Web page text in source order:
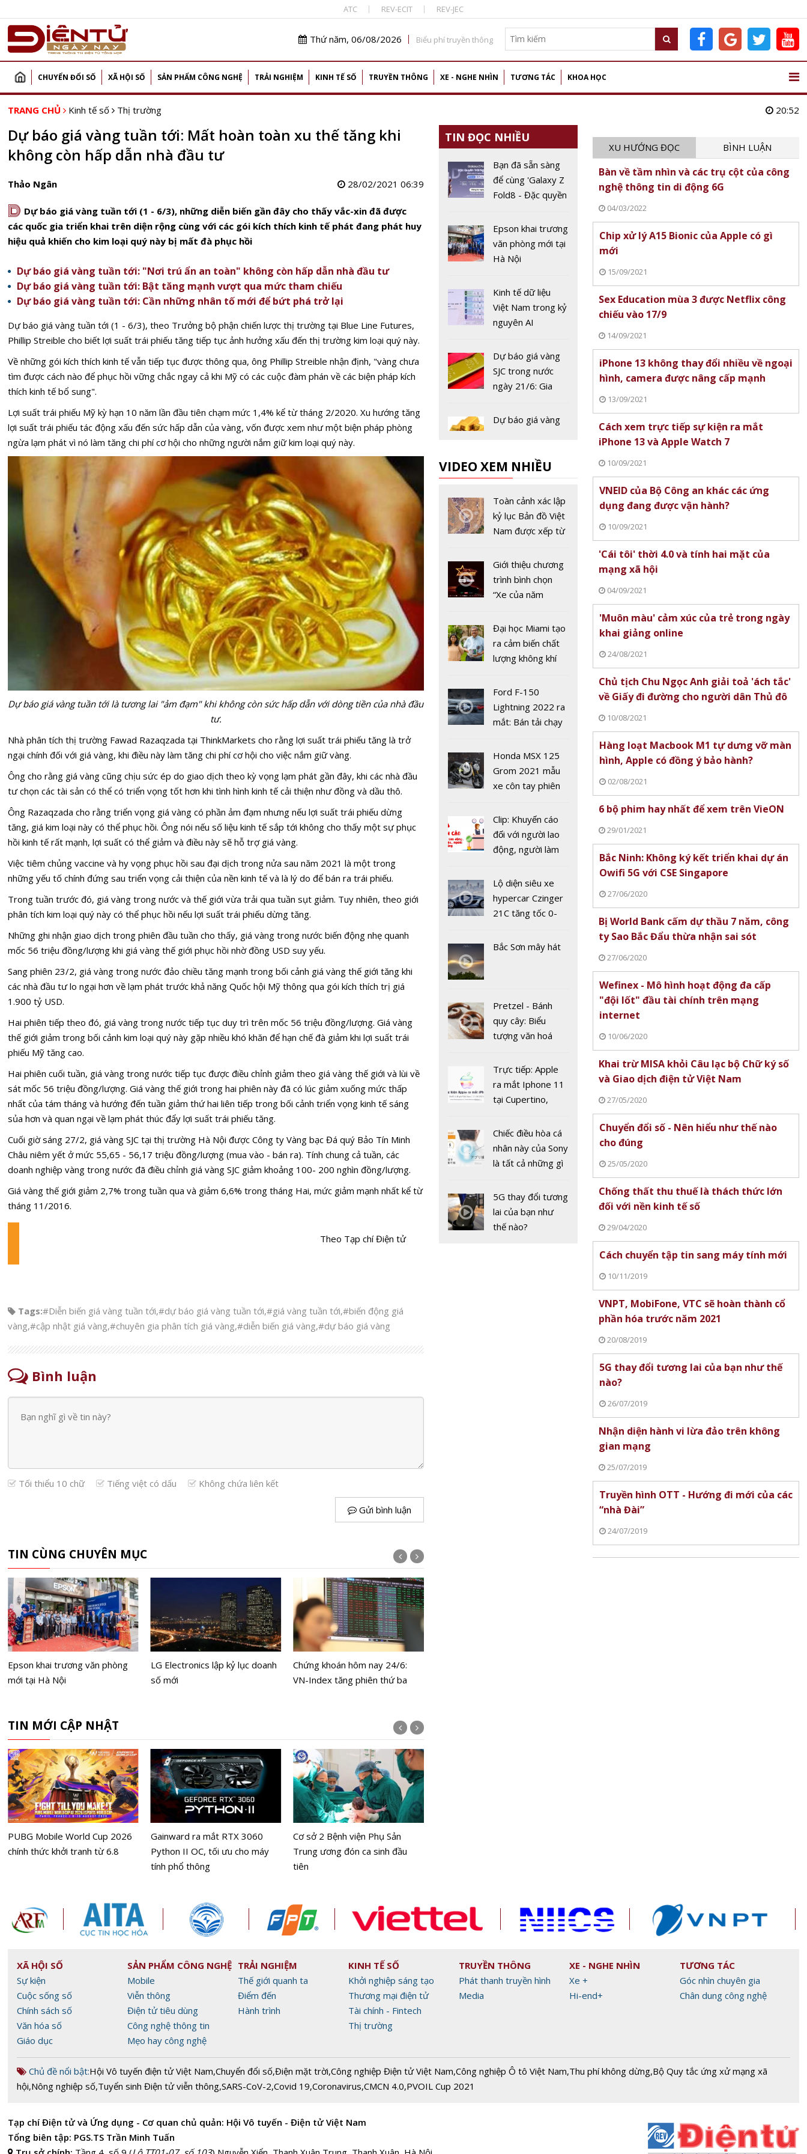
ATC REV-ECIT REV-JEC
Thứ năm, 06/08/2026 Biểu phí truyền thông
CHUYỂN ĐỔI SỐ XÃ HỘI SỐ SẢN PHẨM CÔNG NGHỆ TRẢI NGHIỆM KINH TẾ SỐ TRUYỀN THÔNG XE - NGHE NHÌN TƯƠNG TÁC KHOA HỌC
TRANG CHỦ Kinh tế số Thị trường 20:52
Dự báo giá vàng tuần tới: Mất hoàn toàn xu thế tăng khi
không còn hấp dẫn nhà đầu tư
Thảo Ngân 28/02/2021 06:39
D Dự báo giá vàng tuần tới (1 - 6/3), những diễn biến gần đây cho thấy vắc-xin đã được
các quốc gia triển khai trên diện rộng cùng với các gói kích thích kinh tế phát đang phát huy
hiệu quả khiến cho kim loại quý này bị mất đà phục hồi
Dự báo giá vàng tuần tới: "Nơi trú ẩn an toàn" không còn hấp dẫn nhà đầu tư
Dự báo giá vàng tuần tới: Bật tăng mạnh vượt qua mức tham chiếu
Dự báo giá vàng tuần tới: Cần những nhân tố mới để bứt phá trở lại
Dự báo giá vàng tuần tới (1 - 6/3), theo Trưởng bộ phận chiến lược thị trường tại Blue Line Futures,
Phillip Streible cho biết lợi suất trái phiếu tăng tiếp tục ảnh hưởng xấu đến thị trường kim loại quý này.
Về những gói kích thích kinh tế vẫn tiếp tục được thông qua, ông Phillip Streible nhận định, "vàng chưa
tìm được cách nào để phục hồi vững chắc ngay cả khi Mỹ có các cuộc đàm phán về các biện pháp kích
thích kinh tế bổ sung".
Lợi suất trái phiếu Mỹ kỳ hạn 10 năm lần đầu tiên chạm mức 1,4% kể từ tháng 2/2020. Xu hướng tăng
lợi suất trái phiếu tác động xấu đến sức hấp dẫn của vàng, vốn được xem như một biện pháp phòng
ngừa lạm phát vì nó làm tăng chi phí cơ hội cho những người nắm giữ kim loại quý này.
Dự báo giá vàng tuần tới là tương lai "ảm đạm" khi không còn sức hấp dẫn với dòng tiền của nhà đầu
tư.
Nhà phân tích thị trường Fawad Razaqzada tại ThinkMarkets cho rằng lợi suất trái phiếu tăng là trở
ngại chính đối với giá vàng, khi điều này làm tăng chi phí cơ hội cho việc nắm giữ vàng.
Ông cho rằng giá vàng cũng chịu sức ép do giao dịch theo kỳ vọng lạm phát gần đây, khi các nhà đầu
tư chọn các tài sản có thể có triển vọng tốt hơn khi tình hình kinh tế cải thiện như đồng và dầu thô.
Ông Razaqzada cho rằng triển vọng giá vàng có phần ảm đạm nhưng nếu lợi suất trái phiếu dừng
tăng, giá kim loại này có thể phục hồi. Ông nói nếu số liệu kinh tế sắp tới không cho thấy một sự phục
hồi kinh tế rất mạnh, lợi suất có thể giảm và điều này sẽ hỗ trợ giá vàng.
Việc tiêm chủng vaccine và hy vọng phục hồi sau đại dịch trong nửa sau năm 2021 là một trong
những yếu tố chính đứng sau triển vọng cải thiện của nền kinh tế và là lý do để bán ra trái phiếu.
Trong tuần trước đó, giá vàng trong nước và thế giới vừa trải qua tuần sụt giảm. Tuy nhiên, theo giới
phân tích kim loại quý này có thể phục hồi nếu lợi suất trái phiếu dừng tăng.
Những ghi nhận giao dịch trong phiên đầu tuần cho thấy, giá vàng trong nước biến động nhẹ quanh
mốc 56 triệu đồng/lượng khi giá vàng thế giới phục hồi nhờ đồng USD suy yếu.
Sang phiên 23/2, giá vàng trong nước đảo chiều tăng mạnh trong bối cảnh giá vàng thế giới tăng khi
các nhà đầu tư lo ngại hơn về lạm phát trước khả năng Quốc hội Mỹ thông qua gói kích thích trị giá
1.900 tỷ USD.
Hai phiên tiếp theo đó, giá vàng trong nước tiếp tục duy trì trên mốc 56 triệu đồng/lượng. Giá vàng
thế giới giảm trong bối cảnh kim loại quý này gặp nhiều khó khăn để hạn chế đà giảm khi lợi suất trái
phiếu Mỹ tăng cao.
Hai phiên cuối tuần, giá vàng trong nước tiếp tục được điều chỉnh giảm theo giá vàng thế giới và lùi về
sát mốc 56 triệu đồng/lượng. Giá vàng thế giới trong hai phiên này đã có lúc giảm xuống mức thấp
nhất của tám tháng và hướng đến tuần giảm thứ hai liên tiếp trong bối cảnh triển vọng kinh tế sáng
sủa hơn và quan ngại về lạm phát thúc đẩy lợi suất trái phiếu tăng.
Cuối giờ sáng 27/2, giá vàng SJC tại thị trường Hà Nội được Công ty Vàng bạc Đá quý Bảo Tín Minh
Châu niêm yết ở mức 55,65 - 56,17 triệu đồng/lượng (mua vào - bán ra). Tính chung cả tuần, các
doanh nghiệp vàng trong nước đã điều chỉnh giá vàng SJC giảm khoảng 100- 200 nghìn đồng/lượng.
Giá vàng thế giới giảm 2,7% trong tuần qua và giảm 6,6% trong tháng Hai, mức giảm mạnh nhất kể từ
tháng 11/2016.
Theo Tạp chí Điện tử
Tags:#Diễn biến giá vàng tuần tới,#dự báo giá vàng tuần tới,#giá vàng tuần tới,#biến động giá
vàng,#cập nhật giá vàng,#chuyên gia phân tích giá vàng,#diễn biến giá vàng,#dự báo giá vàng
Bình luận
Tối thiểu 10 chữ Tiếng việt có dấu Không chứa liên kết
Gửi bình luận
TIN CÙNG CHUYÊN MỤC
Epson khai trương văn phòng
mới tại Hà Nội
LG Electronics lập kỷ lục doanh
số mới
Chứng khoán hôm nay 24/6:
VN-Index tăng phiên thứ ba
TIN MỚI CẬP NHẬT
PUBG Mobile World Cup 2026
chính thức khởi tranh từ 6.8
Gainward ra mắt RTX 3060
Python II OC, tối ưu cho máy
tính phổ thông
Cơ sở 2 Bệnh viện Phụ Sản
Trung ương đón ca sinh đầu
tiên
TIN ĐỌC NHIỀU
Bạn đã sẵn sàng
để cùng 'Galaxy Z
Fold8 - Đặc quyền
Epson khai trương
văn phòng mới tại
Hà Nội
Kinh tế dữ liệu
Việt Nam trong kỷ
nguyên AI
Dự báo giá vàng
SJC trong nước
ngày 21/6: Gia
Cơ hội cho nhà
Dự báo giá vàng
‘bùng nổ’
SJC trong nước
ngày 15/5: Vàng
vẫn là ‘kênh trú ẩn
Dự báo giá vàng
SJC trong nước
ngày 14/5: Mất
Dự báo giá vàng
ngày 3/4: Bước
Dự báo giá vàng
hôm nay 4/11:
Giữ nguyên giá trị
hôm nay 14/9:
Cuối tuần đảo
chiều tăng giá
VIDEO XEM NHIỀU
Toàn cảnh xác lập
kỷ lục Bản đồ Việt
Nam được xếp từ
năm 2022
Giới thiệu chương
trình bình chọn
“Xe của năm
Đại học Miami tạo
ra cảm biến chất
lượng không khí
19
Ford F-150
Lightning 2022 ra
mắt: Bán tải chạy
chưa đến 40 nghìn
USD
Honda MSX 125
Grom 2021 mẫu
xe côn tay phiên
Clip: Khuyến cáo
đối với người lao
động, người làm
hàng tại khu dịch
vụ trong dịch
Covid-19
Lộ diện siêu xe
hypercar Czinger
21C tăng tốc 0-
2 giây
Bắc Sơn mây hát
Pretzel - Bánh
quy cây: Biểu
tượng văn hoá
tranh cãi về nguồn
gốc
Trực tiếp: Apple
ra mắt Iphone 11
tại Cupertino,
Chiếc điều hòa cá
nhân này của Sony
là tất cả những gì
sót qua mùa hè
nóng nực
5G thay đổi tương
lai của bạn như
thế nào?
XU HƯỚNG ĐỌC BÌNH LUẬN
Bàn về tầm nhìn và các trụ cột của công
nghệ thông tin di động 6G
04/03/2022
Chip xử lý A15 Bionic của Apple có gì
mới
15/09/2021
Sex Education mùa 3 được Netflix công
chiếu vào 17/9
14/09/2021
iPhone 13 không thay đổi nhiều về ngoại
hình, camera được nâng cấp mạnh
13/09/2021
Cách xem trực tiếp sự kiện ra mắt
iPhone 13 và Apple Watch 7
10/09/2021
VNEID của Bộ Công an khác các ứng
dụng đang được vận hành?
10/09/2021
'Cái tôi' thời 4.0 và tính hai mặt của
mạng xã hội
04/09/2021
'Muôn màu' cảm xúc của trẻ trong ngày
khai giảng online
24/08/2021
Chủ tịch Chu Ngọc Anh giải toả 'ách tắc'
về Giấy đi đường cho người dân Thủ đô
10/08/2021
Hàng loạt Macbook M1 tự dưng vỡ màn
hình, Apple có đồng ý bảo hành?
02/08/2021
6 bộ phim hay nhất để xem trên VieON
29/01/2021
Bắc Ninh: Không ký kết triển khai dự án
Owifi 5G với CSE Singapore
27/06/2020
Bị World Bank cấm dự thầu 7 năm, công
ty Sao Bắc Đẩu thừa nhận sai sót
27/06/2020
Wefinex - Mô hình hoạt động đa cấp
"đội lốt" đầu tài chính trên mạng
internet
10/06/2020
Khai trừ MISA khỏi Câu lạc bộ Chữ ký số
và Giao dịch điện tử Việt Nam
27/05/2020
Chuyển đổi số - Nên hiểu như thế nào
cho đúng
25/05/2020
Chống thất thu thuế là thách thức lớn
đối với nền kinh tế số
29/04/2020
Cách chuyển tập tin sang máy tính mới
10/11/2019
VNPT, MobiFone, VTC sẽ hoàn thành cổ
phần hóa trước năm 2021
20/08/2019
5G thay đổi tương lai của bạn như thế
nào?
26/07/2019
Nhận diện hành vi lừa đảo trên không
gian mạng
25/07/2019
Truyền hình OTT - Hướng đi mới của các
“nhà Đài”
24/07/2019
XÃ HỘI SỐ
Sự kiện
Cuộc sống số
Chính sách số
Văn hóa số
Giáo dục
SẢN PHẨM CÔNG NGHỆ
Mobile
Viễn thông
Điện tử tiêu dùng
Công nghệ thông tin
Mẹo hay công nghệ
TRẢI NGHIỆM
Thế giới quanh ta
Điểm đến
Hành trình
KINH TẾ SỐ
Khởi nghiệp sáng tạo
Thương mại điện tử
Tài chính - Fintech
Thị trường
TRUYỀN THÔNG
Phát thanh truyền hình
Media
XE - NGHE NHÌN
Xe +
Hi-end+
TƯƠNG TÁC
Góc nhìn chuyên gia
Chân dung công nghệ
Chủ đề nổi bật:Hội Vô tuyến điện tử Việt Nam,Chuyển đổi số,Điện mặt trời,Công nghiệp Điện tử Việt Nam,Công nghiệp Ô tô Việt Nam,Thu phí không dừng,Bộ Quy tắc ứng xử mạng xã
hội,Nông nghiệp số,Tuyển sinh Điện tử viễn thông,SARS-CoV-2,Covid 19,Coronavirus,CMCN 4.0,PVOIL Cup 2021
Tạp chí Điện tử và Ứng dụng - Cơ quan chủ quản: Hội Vô tuyến - Điện tử Việt Nam
Tổng biên tập: PGS.TS Trần Minh Tuấn